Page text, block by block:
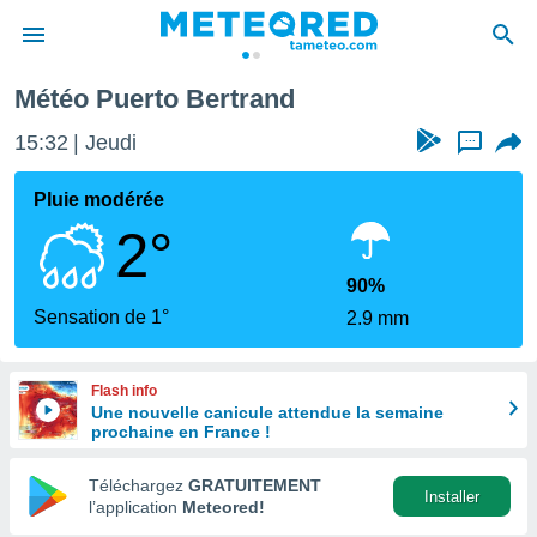
de
par
en
Météo Puerto Bertrand
15:32 Jeudi ...
Pluie modérée
2°
Sensation de 1°
90%
2.9 mm
Flash info
Une nouvelle canicule attendue la semaine
prochaine en France !
Téléchargez GRATUITEMENT
l’application Meteored!
Installer